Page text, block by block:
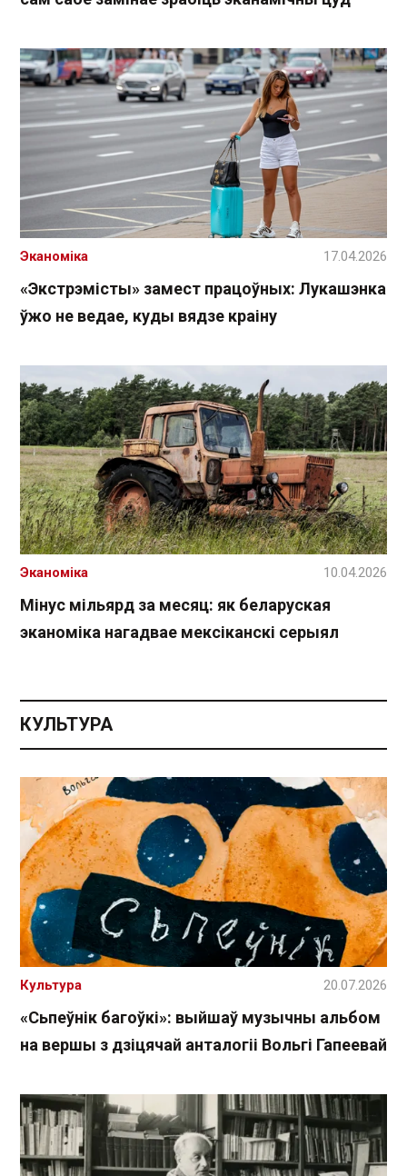
«Экстрэмісты» замест працоўных: Лукашэнка
ўжо не ведае, куды вядзе краіну
Эканоміка 17.04.2026
Мінус мільярд за месяц: як беларуская
эканоміка нагадвае мексіканскі серыял
Эканоміка 10.04.2026
КУЛЬТУРА
«Сьпеўнік багоўкі»: выйшаў музычны альбом
на вершы з дзіцячай анталогіі Вольгі Гапеевай
Культура 20.07.2026